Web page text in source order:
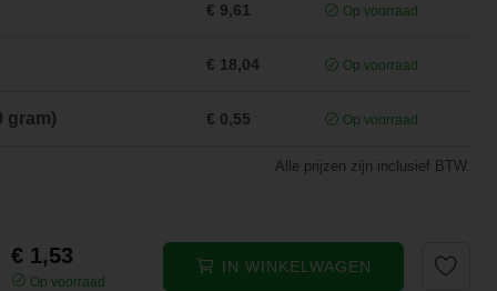
€ 9,61 Op voorraad
€ 18,04 Op voorraad
gram) € 0,55 Op voorraad
Alle prijzen zijn inclusief BTW.
€ 1,53
Op voorraad
IN WINKELWAGEN